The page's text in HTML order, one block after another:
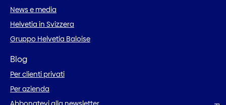
News e media
Helvetia in Svizzera
Gruppo Helvetia Baloise
Blog
Per clienti privati
Per azienda